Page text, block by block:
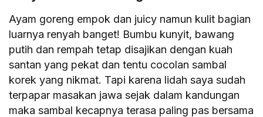
Ayam goreng empok dan juicy namun kulit bagian
luarnya renyah banget! Bumbu kunyit, bawang
putih dan rempah tetap disajikan dengan kuah
santan yang pekat dan tentu cocolan sambal
korek yang nikmat. Tapi karena lidah saya sudah
terpapar masakan jawa sejak dalam kandungan
maka sambal kecapnya terasa paling pas bersama